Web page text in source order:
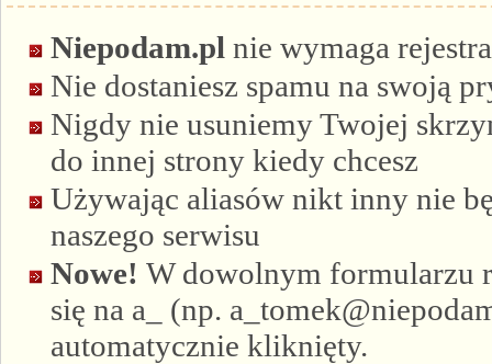
Niepodam.pl nie wymaga
Nie dostaniesz spamu na swoją
Nigdy nie usuniemy Twojej
do innej strony kiedy chcesz
Używając aliasów nikt inny nie
naszego serwisu
Nowe! W dowolnym formularzu
się na a_ (np.
automatycznie kliknięty.